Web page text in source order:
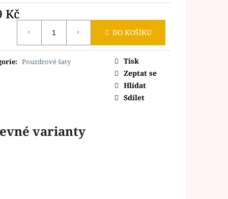
Kč
DO KOŠÍKU
: Pouzdrové šaty
Tisk
Zeptat se
Hlídat
Sdílet
varianty